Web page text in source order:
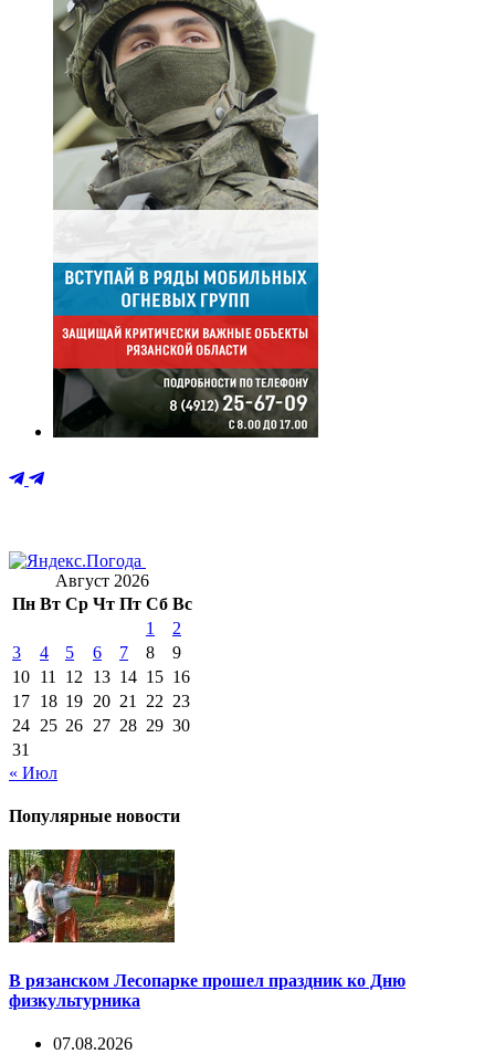
Август 2026
Пн Вт Ср Чт Пт Сб Вс
1
2
3
4 5 6 7 8
9
10 11 12 13 14 15 16
17 18 19 20 21 22 23
24 25 26 27 28 29 30
31
« Июл
Популярные новости
В рязанском Лесопарке прошел праздник ко Дню
физкультурника
07.08.2026